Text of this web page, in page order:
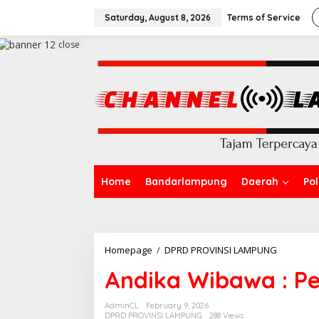
p
Saturday, August 8, 2026 Terms of Service
Home Bandarlampung Daerah
close
Homepage / DPRD PROVINSI LAMPUNG
Andika Wibawa :
AdminCL
February 9, 2026
DPRD PROVINSI LAMPUNG
288 Views